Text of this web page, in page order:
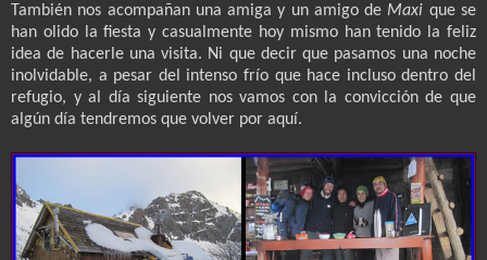
También nos acompañan una amiga y un amigo de Maxi que se
han olido la fiesta y casualmente hoy mismo han tenido la feliz
idea de hacerle una visita. Ni que decir que pasamos una noche
inolvidable, a pesar del intenso frío que hace incluso dentro del
refugio, y al día siguiente nos vamos con la convicción de que
algún día tendremos que volver por aquí.